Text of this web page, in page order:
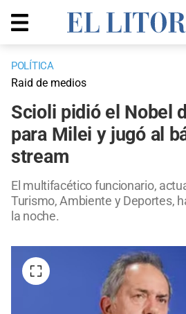
POLÍTICA
Raid de medios
Scioli pidió el Nobel
para Milei y jugó al
stream
El multifacético funcionario,
Turismo, Ambiente y Deportes,
la noche.